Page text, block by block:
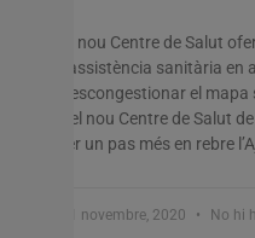
El nou Centre de Salut
l’assistència sanitària
descongestionar el
del nou Centre de Salut
fer un pas més en rebre
11 novembre, 2020 No hi